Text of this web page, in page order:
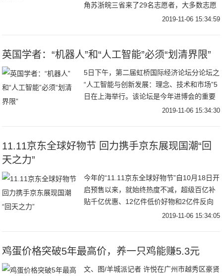
角苏浙皖三省来了29名志愿者，大多数志愿
者是“00后”。11月5日，进博会开幕第一天，
2019-11-06 15:34:59
英国学者：“机器人”和“人工智能”必须“划清界限”
5日下午，第二届虹桥国际经济论坛分论坛之
“人工智能与创新发展：理念、技术和市场”5
日在上海举行。该论坛是今年进博会的重要
组成部分，多位中外专家就人工智能话题畅
2019-11-06 15:34:30
11.11京东全球好物节 回力携手京东展现国潮“回
天之力”
今年的“11.11京东全球好物节”自10月18日开
启预售以来，就始终热度不减，超级百亿补
贴千亿优惠、12亿件低价好物和2亿件反向
定制产品，引发了消费者的抢购风潮。11月
2019-11-06 15:34:05
鸡蛋价格突破5年最高价，养一只鸡能赚5.3元
文、图/羊城派记者 许悦在广州市越秀区豪贤